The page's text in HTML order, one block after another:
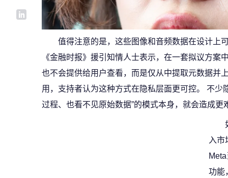
值得注意的是，这些图像和音频数据在设计上
《金融时报》援引知情人士表示，在一套拟议方案
也不会提供给用户查看，而是仅从中提取元数据并
用，支持者认为这种方式在隐私层面更可控。 不少
过程、也看不见原始数据”的模式本身，就会造成更
入市
功能